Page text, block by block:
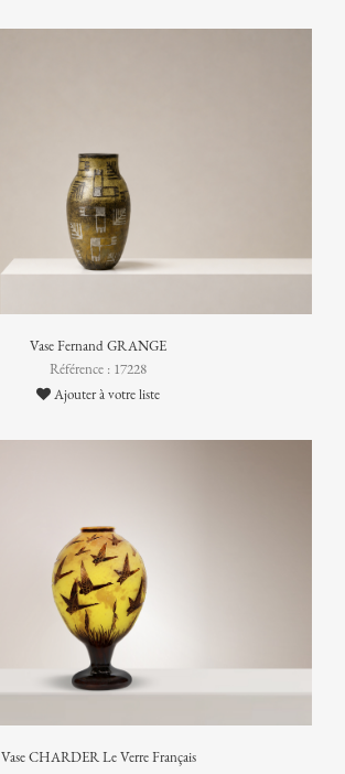
Vase Fernand GRANGE
Référence : 17228
Ajouter à votre liste
Vase CHARDER Le Verre Français